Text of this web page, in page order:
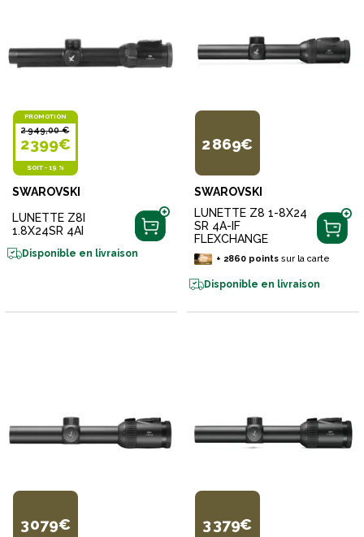
PROMOTION
2 949,00 €
2 399€
SOIT - 19 %
SWAROVSKI
LUNETTE Z8I
1.8X24SR 4AI
Disponible en livraison
2 869€
SWAROVSKI
LUNETTE Z8 1-8X24
SR 4A-IF
FLEXCHANGE
+ 2860pointssur la carte
Disponible en livraison
3 079€ 3 379€